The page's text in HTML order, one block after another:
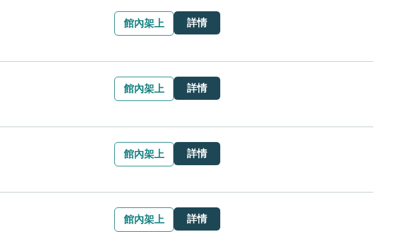
館內架上 詳情
館內架上 詳情
館內架上 詳情
館內架上 詳情